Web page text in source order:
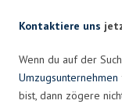
Kontaktiere uns
Wenn du auf der
Umzugsunternehmen
bist, dann zögere